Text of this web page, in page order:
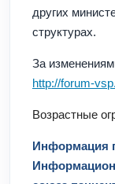
других
структурах.
За
http://forum-
Возрастные
Информация